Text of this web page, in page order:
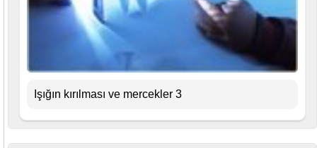
Işığın kırılması ve mercekler 3